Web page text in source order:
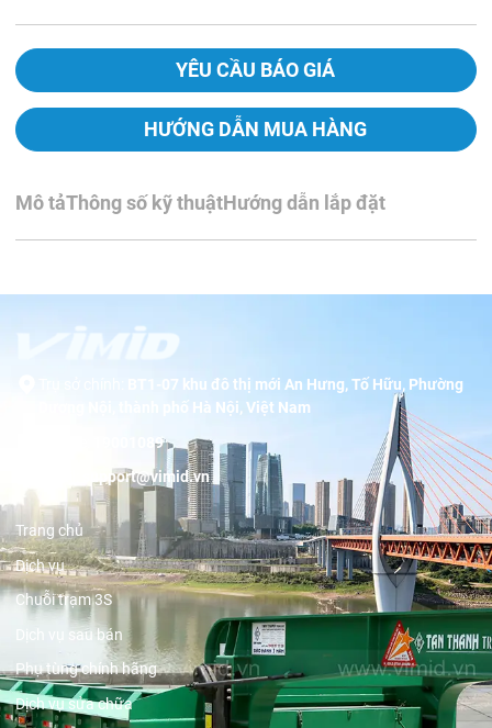
YÊU CẦU BÁO GIÁ
HƯỚNG DẪN MUA HÀNG
Mô tảThông số kỹ thuậtHướng dẫn lắp đặt
BT1-07 khu đô thị mới An Hưng, Tố Hữu, Phường
Dương Nội, thành phố Hà Nội, Việt Nam
19001089
support@vimid.vn
Trang chủ
Dịch vụ
Chuỗi trạm 3S
Dịch vụ sau bán
Phụ tùng chính hãng
Dịch vụ sửa chữa